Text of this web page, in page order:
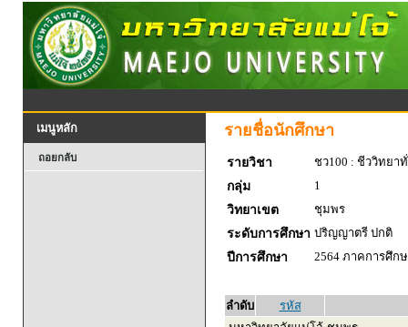
เมนูหลัก
ถอยกลับ
รายชื่อนักศึกษา
รายวิชา
ชว100 : ชีววิทยา
กลุ่ม
1
วิทยาเขต
ชุมพร
ระดับการศึกษา ปริญญาตรี ปกติ
ปีการศึกษา
2564 ภาคการศึก
ลำดับ
รหัส